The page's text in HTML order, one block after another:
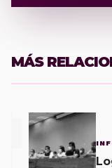
MÁS